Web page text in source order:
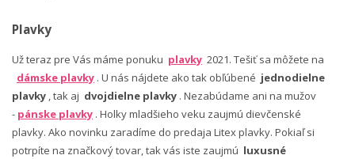
Plavky
Už teraz pre Vás máme ponuku plavky 2021. Tešiť sa môžete na
dámske plavky . U nás nájdete ako tak obľúbené jednodielne
plavky , tak aj dvojdielne plavky . Nezabúdame ani na mužov
- pánske plavky . Holky mladšieho veku zaujmú dievčenské
plavky. Ako novinku zaradíme do predaja Litex plavky. Pokiaľ si
potrpíte na značkový tovar, tak vás iste zaujmú luxusné